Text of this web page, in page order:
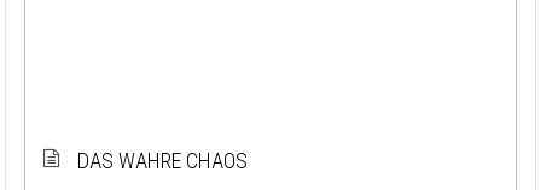
DAS WAHRE CHAOS